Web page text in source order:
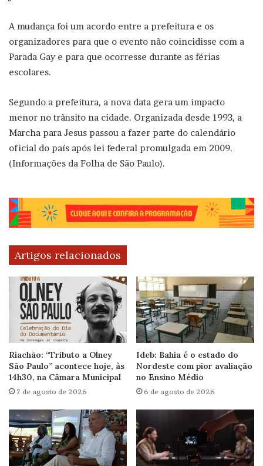
A mudança foi um acordo entre a prefeitura e os
organizadores para que o evento não coincidisse com a
Parada Gay e para que ocorresse durante as férias
escolares.
Segundo a prefeitura, a nova data gera um impacto
menor no trânsito na cidade. Organizada desde 1993, a
Marcha para Jesus passou a fazer parte do calendário
oficial do país após lei federal promulgada em 2009.
(Informações da Folha de São Paulo).
Artigos relacionados
Riachão: “Tributo a Olney
São Paulo” acontece hoje, às
14h30, na Câmara Municipal
7 de agosto de 2026
Ideb: Bahia é o estado do
Nordeste com pior avaliação
no Ensino Médio
6 de agosto de 2026